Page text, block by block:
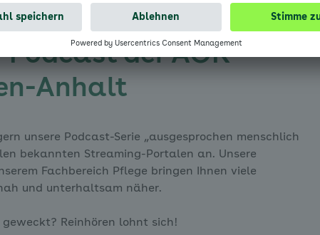
Podcast der AOK
Anhalt
unsere Podcast-Serie „ausgesprochen menschlich
bekannten Streaming-Portalen an. Unsere
Fachbereich Pflege bringen Ihnen viele
und unterhaltsam näher.
geweckt? Reinhören lohnt sich!